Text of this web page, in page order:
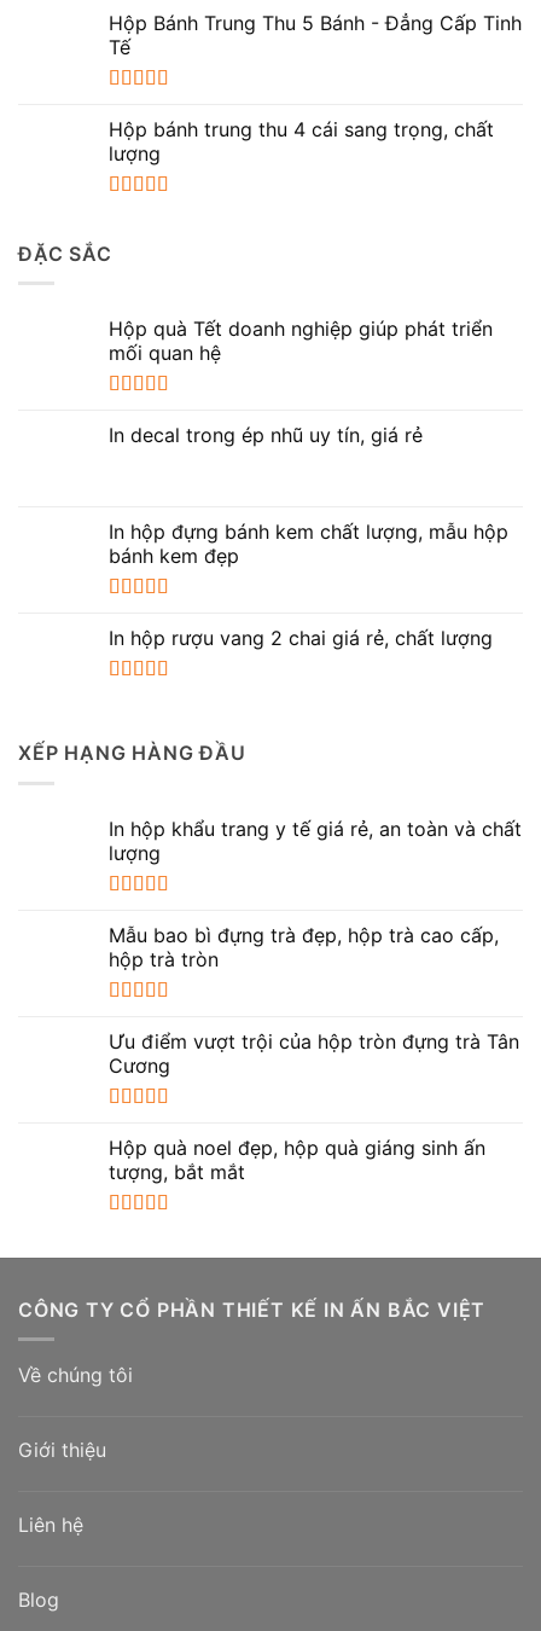
hạng 5.005
sao
Hộp Bánh Trung Thu 5 Bánh - Đẳng Cấp Tinh
Tế
hạng 5.005
sao
Hộp bánh trung thu 4 cái sang trọng, chất
lượng
sao
ĐẶC SẮC
Hộp quà Tết doanh nghiệp giúp phát triển
mối quan hệ
hạng5.00 5
In decal trong ép nhũ uy tín, giá rẻ
In hộp đựng bánh kem chất lượng, mẫu hộp
bánh kem đẹp
hạng5.005
In hộp rượu vang 2 chai giá rẻ, chất lượng
XẾP HẠNG HÀNG ĐẦU
In hộp khẩu trang y tế giá rẻ, an toàn và chất
lượng
hạng 5.005
sao
Mẫu bao bì đựng trà đẹp, hộp trà cao cấp,
hộp trà tròn
hạng5.005
sao
Ưu điểm vượt trội của hộp tròn đựng trà Tân
Cương
hạng 5.005
sao
Hộp quà noel đẹp, hộp quà giáng sinh ấn
tượng, bắt mắt
CÔNG TY CỔ PHẦN THIẾT KẾ IN ẤN BẮC VIỆT
Về chúng tôi
Giới thiệu
Liên hệ
Blog